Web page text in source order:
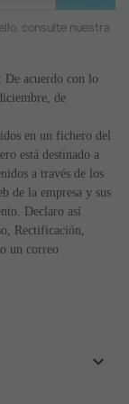
consulte nuestra
De acuerdo con lo
de
en un fichero del
está destinado a
a través de los
de la empresa y sus
Declaro así
Rectificación,
un correo
